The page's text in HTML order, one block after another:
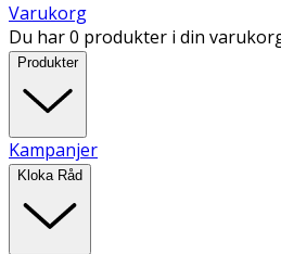
Varukorg
Du har 0 produkter i din
Produkter
Kampanjer
Kloka Råd